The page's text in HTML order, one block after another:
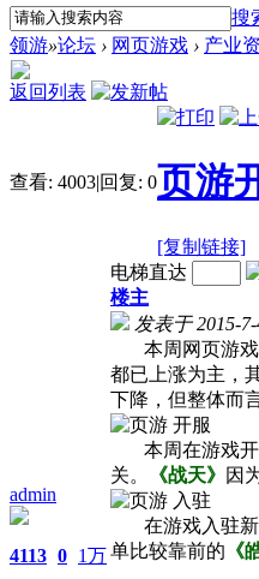
搜
领游»论坛 › 网页游戏 › 产业
返回列表
查看: 4003|回复: 0页游
[复制链接]
admin
4113 0 1万
电梯直达
楼主
发表于 2015-
本周网页游戏
都已上涨为主，
下降，但整体而
本周在游戏开
关。
《战天》 因
在游戏入驻新
单比较靠前的 《